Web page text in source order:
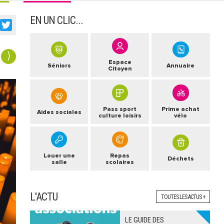
Twitter
⟩
EN UN CLIC...
Séniors
Espace
Citoyen
Annuaire
Aides sociales
Pass sport
culture loisirs
Prime achat
vélo
Louer une
salle
Repas
scolaires
Déchets
L'ACTU TOUTES LES ACTUS +
LE GUIDE DES